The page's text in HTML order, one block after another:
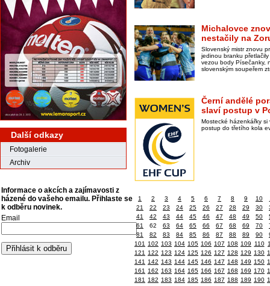
Další odkazy
Fotogalerie
Archiv
Informace o akcích a zajímavosti z
házené do vašeho emailu. Přihlaste se
k odběru novinek.
Email
Michalovce
nestačily na
Slovenský mistr znovu
jedinou branku
vezou body Písečanky,
slovenským soupeřem
Černí andělé
slaví postup v
Mostecké házenkářky
postup do třetího kola
1 2 3 4 5 6 7 8 9 10
21
22 23 24 25 26 27 28 29 30
41
42 43 44 45 46 47 48 49 50
61
62 63 64 65 66 67 68 69 70
81
82 83 84 85 86 87 88 89 90
101 102 103 104 105 106 107 108 109 110
121 122 123 124 125 126 127 128 129 130
141 142 143 144 145 146 147 148 149 150
161 162 163 164 165 166 167 168 169 170
181 182 183 184 185 186 187 188 189 190